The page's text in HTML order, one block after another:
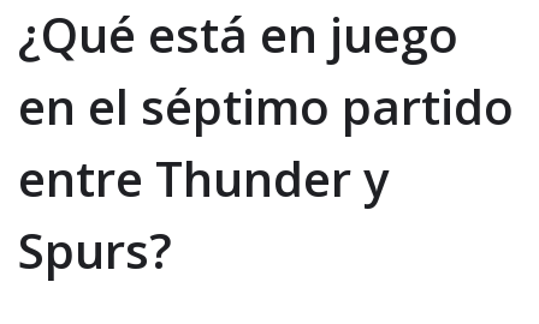
¿Qué está en juego
en el séptimo partido
entre Thunder y
Spurs?